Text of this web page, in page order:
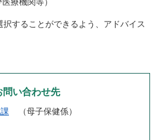
することができるよう、アドバイス
問い合わせ先
母子保健係